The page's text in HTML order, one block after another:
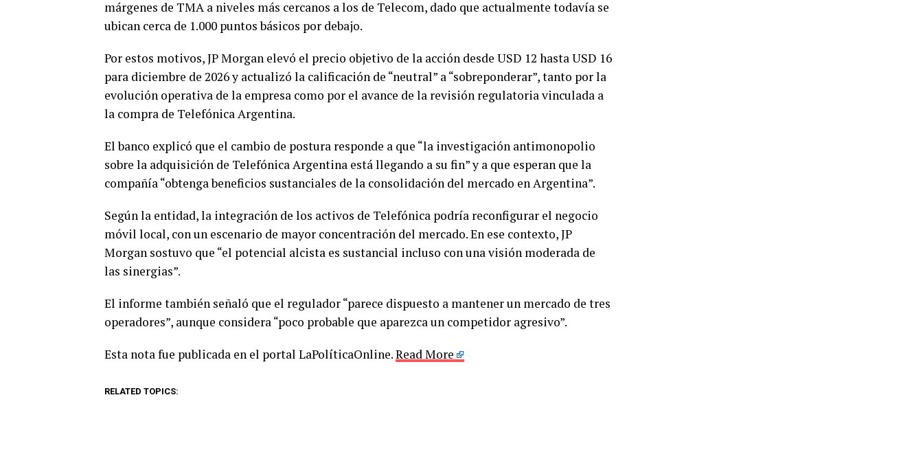
márgenes de TMA a niveles más cercanos a los de Telecom, dado que actualmente todavía se
ubican cerca de 1.000 puntos básicos por debajo.
Por estos motivos, JP Morgan elevó el precio objetivo de la acción desde USD 12 hasta USD 16
para diciembre de 2026 y actualizó la calificación de “neutral” a “sobreponderar”, tanto por la
evolución operativa de la empresa como por el avance de la revisión regulatoria vinculada a
la compra de Telefónica Argentina.
El banco explicó que el cambio de postura responde a que “la investigación antimonopolio
sobre la adquisición de Telefónica Argentina está llegando a su fin” y a que esperan que la
compañía “obtenga beneficios sustanciales de la consolidación del mercado en Argentina”.
Según la entidad, la integración de los activos de Telefónica podría reconfigurar el negocio
móvil local, con un escenario de mayor concentración del mercado. En ese contexto, JP
Morgan sostuvo que “el potencial alcista es sustancial incluso con una visión moderada de
las sinergias”.
El informe también señaló que el regulador “parece dispuesto a mantener un mercado de tres
operadores”, aunque considera “poco probable que aparezca un competidor agresivo”.
Esta nota fue publicada en el portal LaPolíticaOnline.Read More
RELATED TOPICS: